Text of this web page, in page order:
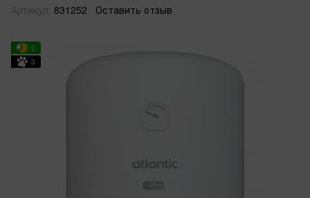
Артикул: 831252 Оставить отзыв
2
3